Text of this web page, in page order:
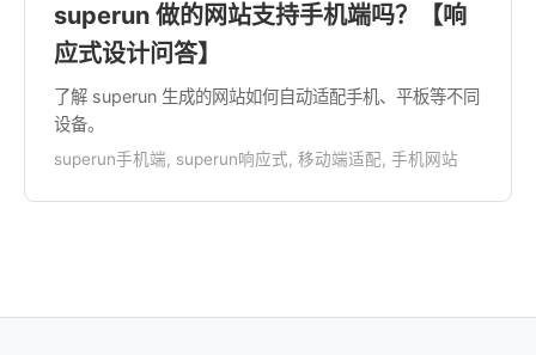
superun 做的网站支持手机端吗？【响
应式设计问答】
了解 superun 生成的网站如何自动适配手机、平板等不同
设备。
superun手机端, superun响应式, 移动端适配, 手机网站